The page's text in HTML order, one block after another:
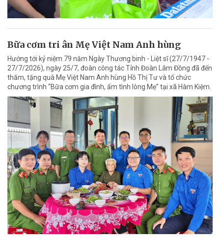
Bữa cơm tri ân Mẹ Việt Nam Anh hùng
Hướng tới kỷ niệm 79 năm Ngày Thương binh - Liệt sĩ (27/7/1947 -
27/7/2026), ngày 25/7, đoàn công tác Tỉnh Đoàn Lâm Đồng đã đến
thăm, tặng quà Mẹ Việt Nam Anh hùng Hồ Thị Tư và tổ chức
chương trình “Bữa cơm gia đình, ấm tình lòng Mẹ” tại xã Hàm Kiệm.